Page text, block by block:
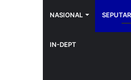
NASIONAL
IN-DEPT